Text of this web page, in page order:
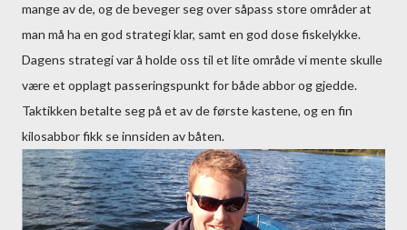
mange av de, og de beveger seg over såpass store områder at
man må ha en god strategi klar, samt en god dose fiskelykke.
Dagens strategi var å holde oss til et lite område vi mente skulle
være et opplagt passeringspunkt for både abbor og gjedde.
Taktikken betalte seg på et av de første kastene, og en fin
kilosabbor fikk se innsiden av båten.